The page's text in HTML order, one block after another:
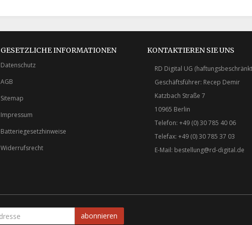
GESETZLICHE INFORMATIONEN
Datenschutz
AGB
Sitemap
Impressum
Batteriegesetzhinweise
Widerrufsrecht
KONTAKTIEREN SIE UNS
RD Digital UG
Geschäftsführer: Recep Demir
Katzbach Straße 7
10965 Berlin
Telefon: +49 (0) 30 785 40 06
Telefax: +49 (0) 30 785 37 03
E-Mail: bestellung@rd-digital.de
abonnieren